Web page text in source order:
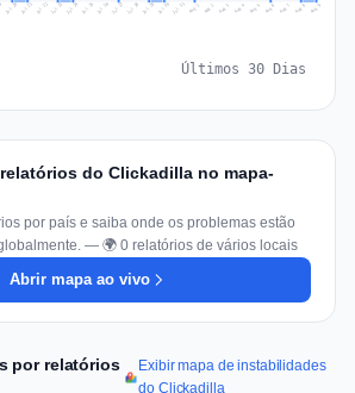
Jul 20 Jul 21 Jul 22 Jul 23 Jul 24 Jul 25 Jul 26 Jul 27 Jul 28 Jul 29 Jul 30 Jul 31 Aug 1 Aug 2 Aug 3 Aug 4 Aug 5 Aug 6 Aug 7 Aug 8 Aug 9
Últimos 30 Dias
do Clickadilla no mapa-
por país e saiba onde os problemas estão
— 🌍 0 relatórios de vários locais
Abrir mapa ao vivo
por relatórios
Exibir mapa de instabilidades
do Clickadilla